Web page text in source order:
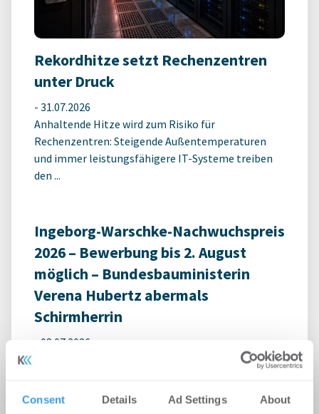
Consent Details Ad Settings About
Rekordhitze setzt Rechenzentren
unter Druck
- 31.07.2026
Anhaltende Hitze wird zum Risiko für
Rechenzentren: Steigende Außentemperaturen
und immer leistungsfähigere IT-Systeme treiben
den ...
Ingeborg-Warschke-Nachwuchspreis
2026 – Bewerbung bis 2. August
möglich – Bundesbauministerin
Verena Hubertz abermals
Schirmherrin
08.07.2026
Login für den ganzen Artikel Wenn noch nicht
kostenlosen Account, um auf die neusten ...